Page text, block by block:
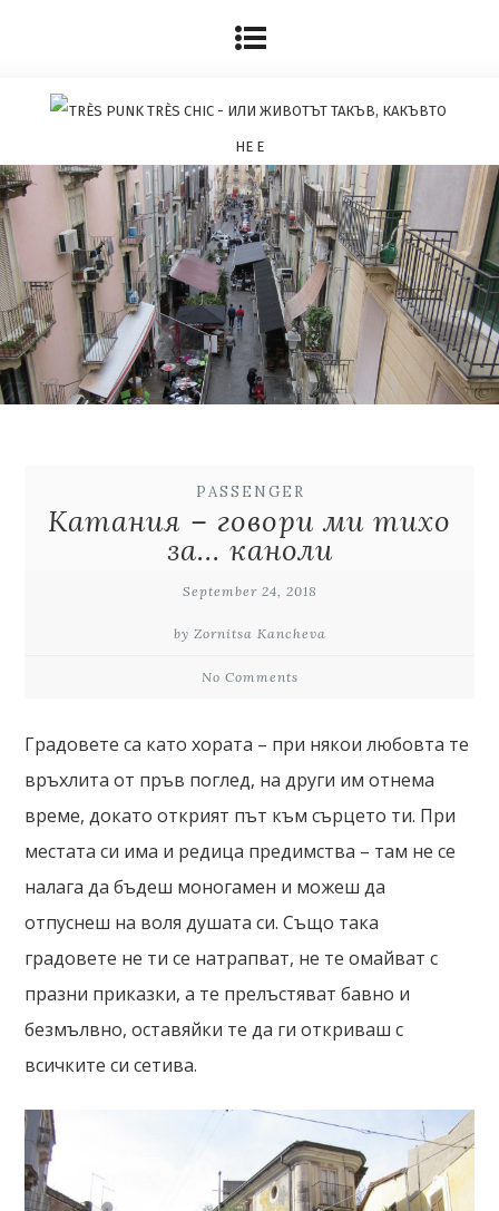
PASSENGER
Катания – говори ми тихо
за… каноли
September 24, 2018
by Zornitsa Kancheva
No Comments
Градовете са като хората – при някои любовта те
връхлита от пръв поглед, на други им отнема
време, докато открият път към сърцето ти. При
местата си има и редица предимства – там не се
налага да бъдеш моногамен и можеш да
отпуснеш на воля душата си. Също така
градовете не ти се натрапват, не те омайват с
празни приказки, а те прелъстяват бавно и
безмълвно, оставяйки те да ги откриваш с
всичките си сетива.